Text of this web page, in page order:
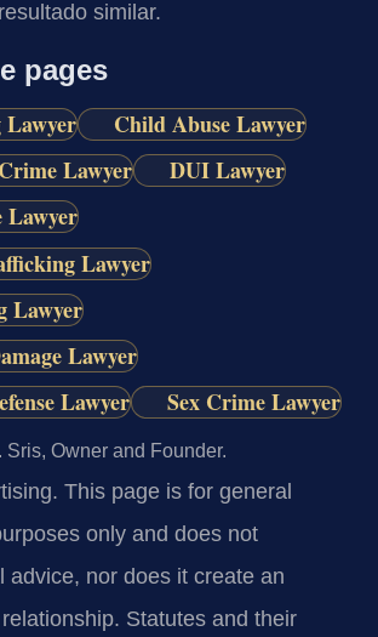
similar.
pages
Child Abuse Lawyer
Lawyer
DUI Lawyer
Lawyer
Lawyer
Lawyer
Lawyer
Lawyer
Sex Crime Lawyer
Sris, Owner and Founder.
This page is for general
only and does not
advice, nor does it create an
Statutes and their